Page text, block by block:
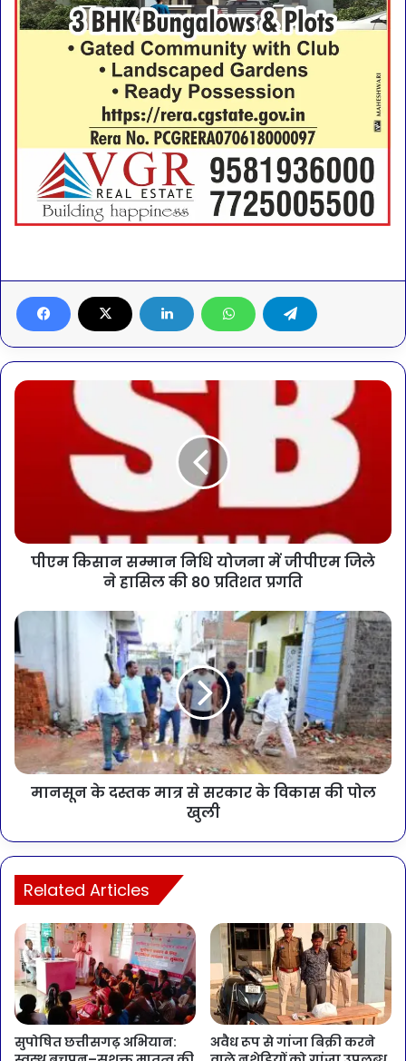
पीएम किसान सम्मान निधि योजना में जीपीएम जिले
ने हासिल की 80 प्रतिशत प्रगति
मानसून के दस्तक मात्र से सरकार के विकास की पोल
खुली
Related Articles
सुपोषित छत्तीसगढ़ अभियान:
अवैध रूप से गांजा बिक्री करने